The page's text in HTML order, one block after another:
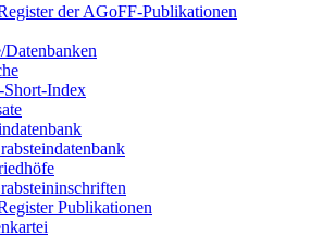
der AGoFF-Publikationen
Datenbanken
Index
Publikationen